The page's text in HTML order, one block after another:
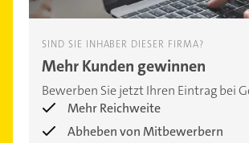
SIND SIE INHABER DIESER FIRMA?
Mehr Kunden gewinnen
Bewerben Sie jetzt Ihren Eintrag bei
Mehr Reichweite
Abheben von Mitbewerbern